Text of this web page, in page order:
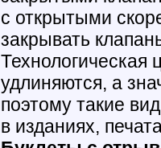
с открытыми
закрывать
Технологическая
удлиняются, а
поэтому такие
в изданиях,